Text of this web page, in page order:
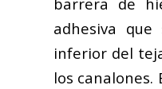
adhesiva
inferior del
los canalones.